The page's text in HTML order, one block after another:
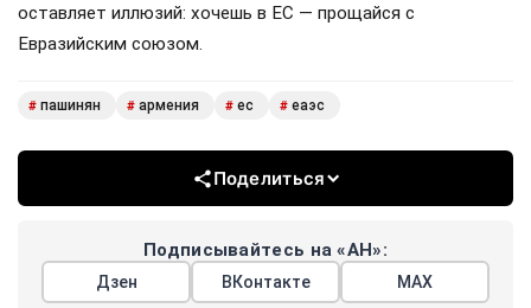
оставляет иллюзий: хочешь в ЕС — прощайся с
Евразийским союзом.
# пашинян # армения # ес # еаэс
Поделиться
Подписывайтесь на «АН»:
Дзен ВКонтакте МАХ